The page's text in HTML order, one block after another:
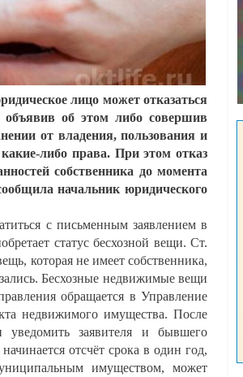
лицо может отказаться
объявив об этом либо совершив
от владения, пользования и
либо права. При этом отказ
собственника до момента
начальник юридического
с письменным заявлением в
статус бесхозной вещи. Ст.
которая не имеет собственника,
Бесхозные недвижимые вещи
обращается в Управление
недвижимого имущества. После
уведомить заявителя и бывшего
отсчёт срока в один год,
имуществом, может